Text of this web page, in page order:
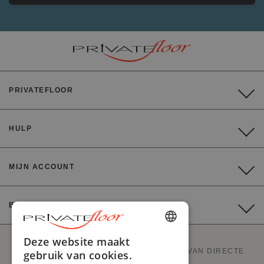
PRIVATEFLOOR
HULP
MIJN ACCOUNT
BETALING
PRIVATEFLOOR IS DE EERSTE WEBSITE VAN DIRECTE
Deze website maakt
gebruik van cookies.